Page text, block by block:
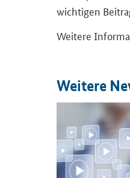
wich­ti­gen
Wei­te­re
Wei­te­re